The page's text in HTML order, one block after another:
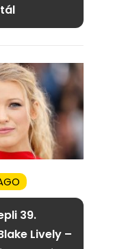
39.
Lively –